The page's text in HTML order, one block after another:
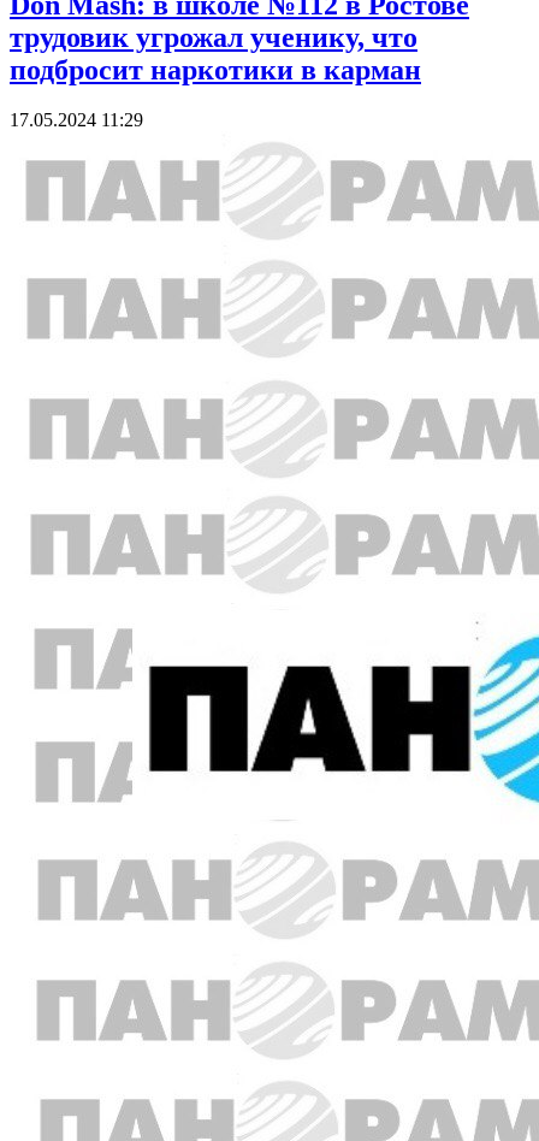
трудовик угрожал ученику, что
подбросит наркотики в карман
17.05.2024 11:29